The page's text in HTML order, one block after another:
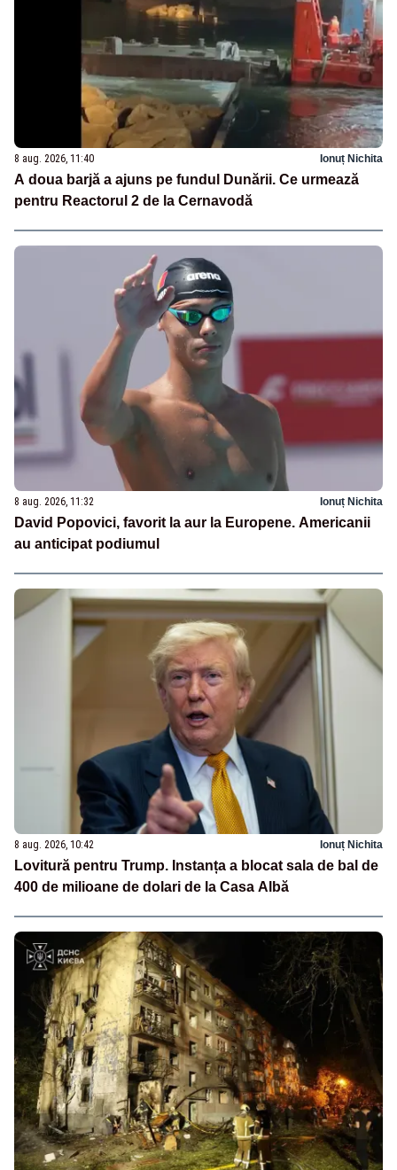
8 aug. 2026, 11:40 Ionuț Nichita
A doua barjă a ajuns pe fundul Dunării. Ce urmează
pentru Reactorul 2 de la Cernavodă
8 aug. 2026, 11:32 Ionuț Nichita
David Popovici, favorit la aur la Europene. Americanii
au anticipat podiumul
8 aug. 2026, 10:42 Ionuț Nichita
Lovitură pentru Trump. Instanța a blocat sala de bal de
400 de milioane de dolari de la Casa Albă